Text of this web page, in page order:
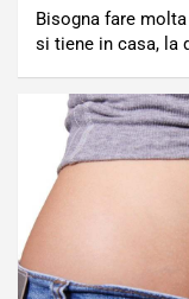
Bisogna fare
si tiene in casa, la